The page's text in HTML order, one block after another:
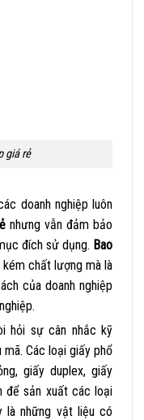
giá rẻ
doanh nghiệp luôn
nhưng vẫn đảm bảo
đích sử dụng. Bao
chất lượng mà là
của doanh nghiệp
hỏi sự cân nhắc kỹ
Các loại giấy phổ
giấy duplex, giấy
để sản xuất các loại
là những vật liệu có